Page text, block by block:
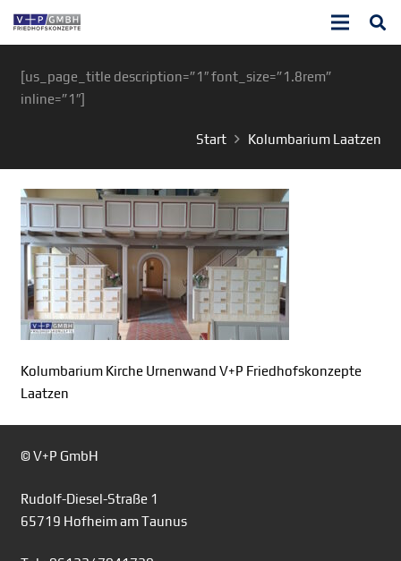
[us_page_title description=”1″ font_size=”1.8rem”
inline=”1″]
Start Kolumbarium Laatzen
Kolumbarium Kirche Urnenwand V+P Friedhofskonzepte
Laatzen
© V+P GmbH
Rudolf-Diesel-Straße 1
65719 Hofheim am Taunus